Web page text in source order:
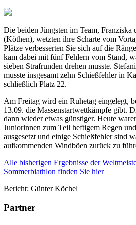
Die beiden Jüngsten im Team, Franziska
(Köthen), wetzten ihre Scharte vom
Plätze verbesserten Sie sich auf die
kam dabei mit fünf Fehlern vom Stand,
sieben Strafrunden drehen musste.
musste insgesamt zehn Schießfehler in
schließlich Platz 22.
Am Freitag wird ein Ruhetag eingelegt,
13.09. die Massenstartwettkämpfe gibt.
dann wieder etwas günstiger. Heute
Juniorinnen zum Teil heftigem Regen
ausgesetzt und einige Schießfehler sind
aufkommenden Windböen zurück zu
Alle bisherigen Ergebnisse der
Sommerbiathlon finden Sie hier
Bericht: Günter Köchel
Partner